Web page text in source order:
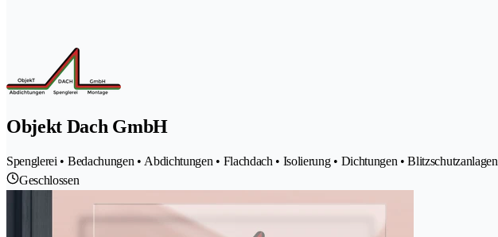
Objekt Dach GmbH
Spenglerei • Bedachungen • Abdichtungen • Flachdach • Isolierung • Dichtungen • Blitzschutzanlagen
Geschlossen